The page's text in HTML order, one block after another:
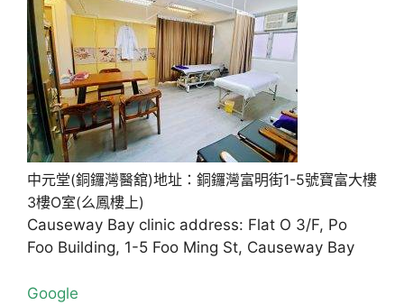
中元堂(銅鑼灣醫舘)地址：銅鑼灣富明街1-5號寶富大樓
3樓O室(么鳳樓上)
Causeway Bay clinic address: Flat O 3/F, Po
Foo Building, 1-5 Foo Ming St, Causeway Bay
Google